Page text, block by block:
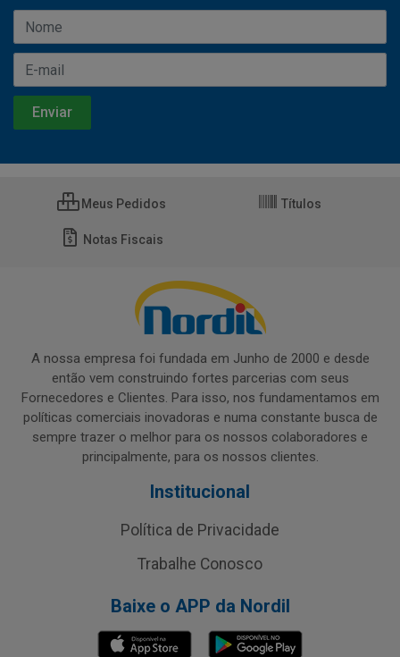
Meus Pedidos Títulos
Notas Fiscais
A nossa empresa foi fundada em Junho de 2000 e desde
então vem construindo fortes parcerias com seus
Fornecedores e Clientes. Para isso, nos fundamentamos em
políticas comerciais inovadoras e numa constante busca de
sempre trazer o melhor para os nossos colaboradores e
principalmente, para os nossos clientes.
Institucional
Política de Privacidade
Trabalhe Conosco
Baixe o APP da Nordil